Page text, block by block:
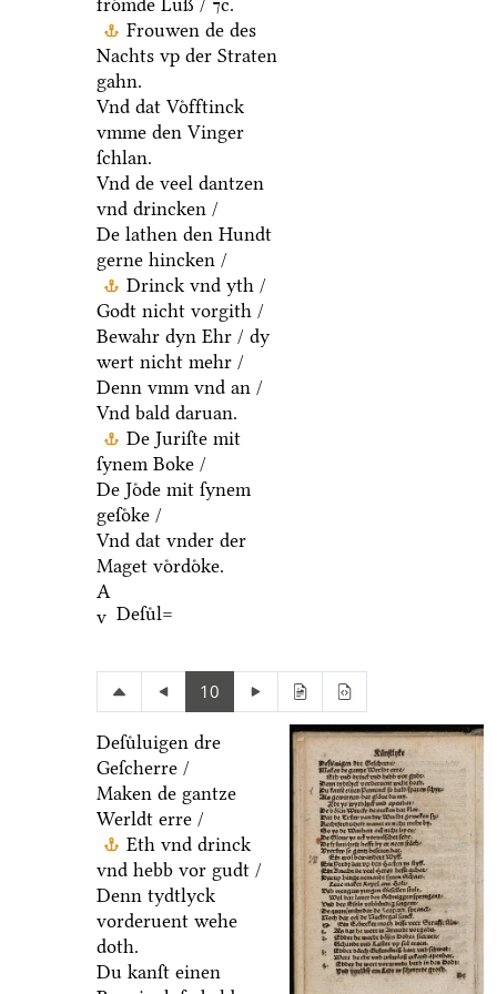
froͤmde Luß / ⁊c.
Frouwen de des
Nachts vp der Straten
gahn.
Vnd dat Voͤfftinck
vmme den Vinger
ſchlan.
Vnd de veel dantzen
vnd drincken /
De lathen den Hundt
gerne hincken /
Drinck vnd yth /
Godt nicht vorgith /
Bewahr dyn Ehr / dy
wert nicht mehr /
Denn vmm vnd an /
Vnd bald daruan.
De Juriſte mit
ſynem Boke /
De Joͤde mit ſynem
geſoͤke /
Vnd dat vnder der
Maget voͤrdoͤke.
A
v Deſuͤl=
10
Deſuͤluigen dre
Geſcherre /
Maken de gantze
Werldt erre /
Eth vnd drinck
vnd hebb vor gudt /
Denn tydtlyck
vorderuent wehe
doth.
Du kanſt einen